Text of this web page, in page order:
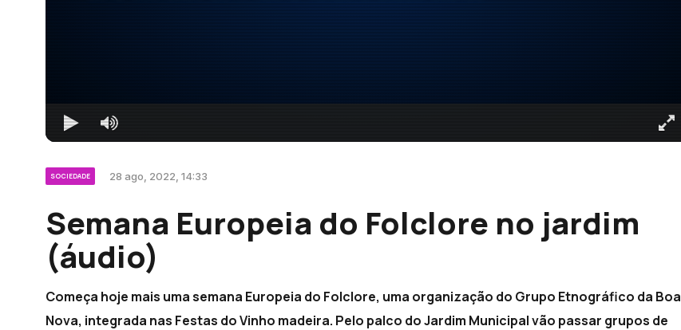
SOCIEDADE 28 ago, 2022, 14:33
Semana Europeia do Folclore no jardim
(áudio)
Começa hoje mais uma semana Europeia do Folclore, uma organização do Grupo Etnográfico da Boa
Nova, integrada nas Festas do Vinho madeira. Pelo palco do Jardim Municipal vão passar grupos de